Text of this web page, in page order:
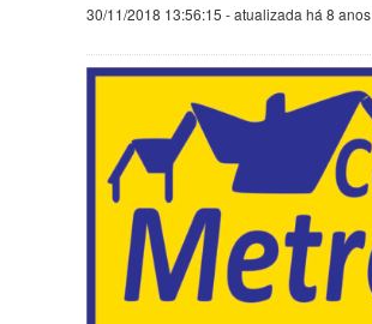
30/11/2018 13:56:15 - atualizada há 8 anos